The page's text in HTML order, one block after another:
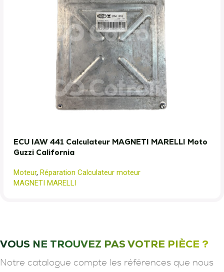
ECU IAW 441 Calculateur MAGNETI MARELLI Moto
Guzzi California
Moteur, Réparation Calculateur moteur
MAGNETI MARELLI
VOUS NE TROUVEZ PAS VOTRE PIÈCE ?
Notre catalogue compte les références que nous